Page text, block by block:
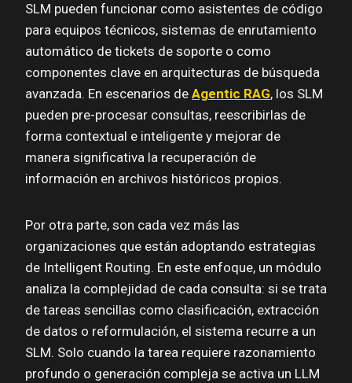
SLM pueden funcionar como asistentes de código
para equipos técnicos, sistemas de enrutamiento
automático de tickets de soporte o como
componentes clave en arquitecturas de búsqueda
avanzada. En escenarios de Agentic RAG, los SLM
pueden pre-procesar consultas, reescribirlas de
forma contextual e inteligente y mejorar de
manera significativa la recuperación de
información en archivos históricos propios.
Por otra parte, son cada vez más las
organizaciones que están adoptando estrategias
de Intelligent Routing. En este enfoque, un módulo
analiza la complejidad de cada consulta: si se trata
de tareas sencillas como clasificación, extracción
de datos o reformulación, el sistema recurre a un
SLM. Solo cuando la tarea requiere razonamiento
profundo o generación compleja se activa un LLM